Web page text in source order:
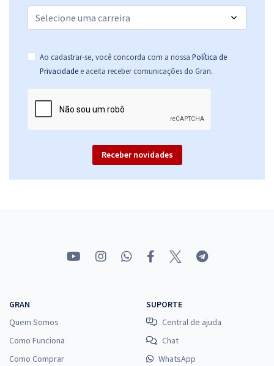
CADE - Conselho Administrativo de Defesa Econômica -
Conhecimentos Específicos para o Cargo 3: Contador
R$ 223,84
ou 12x de
18,65
Economize R$ 55,96 (-20%)
Ao cadastrar-se, você concorda com a nossa Política de
Privacidade e aceita receber comunicações do Gran.
Receber novidades
GRAN
Quem Somos
Como Funciona
Como Comprar
SUPORTE
Central de ajuda
Chat
WhatsApp